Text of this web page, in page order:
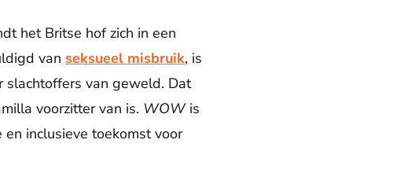
het Britse hof zich in een
van seksueel misbruik, is
slachtoffers van geweld. Dat
voorzitter van is. WOWis
inclusieve toekomst voor